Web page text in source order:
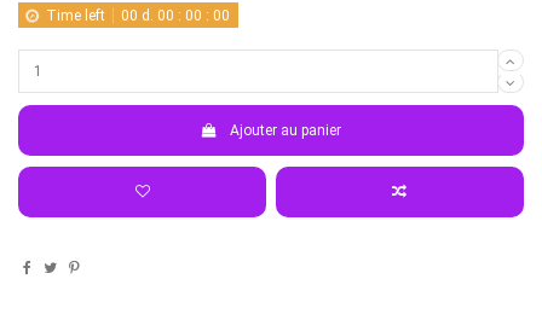
Time left 00 d. 00 :00 :00
Ajouter au panier